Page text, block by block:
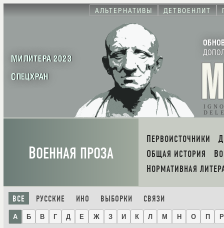
АЛЬТЕРНАТИВЫ ДЕТВОЕНЛИТ
МИЛИТЕРА 2023
СПЕЦХРАН
ВОЕННАЯ ПРОЗА
ПЕРВОИСТОЧНИКИ
ОБЩАЯ ИСТОРИЯ
НОРМАТИВНАЯ
ВСЕ РУССКИЕ ИНО ВЫБОРКИ СВЯЗИ
А Б В Г Д Е Ж З И К Л М Н О П Р